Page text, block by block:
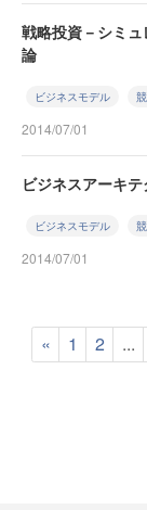
戦略投資－シミ
論
ビジネスモデル
2014/07/01
ビジネスアーキ
ビジネスモデル
2014/07/01
« 1 2 ...